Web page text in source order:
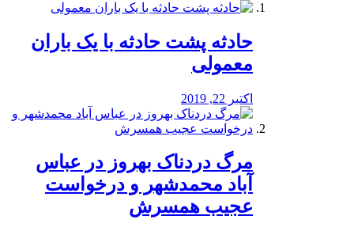
️حادثه پشت حادثه با یک باران
معمولی
اکتبر 22, 2019
مرگ دردناک بهروز در عباس
آباد محمدشهر و درخواست
عجیب همسرش